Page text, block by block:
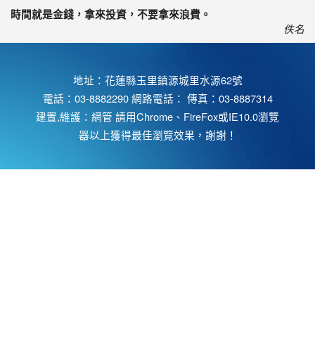
時間就是金錢，拿來投資，不要拿來浪費。
佚名
地址：花蓮縣玉里鎮源城里水源62號
電話：03-8882290 網路電話： 傳真：03-8887314
建置,維護： 網管 請用Chrome 、 FireFox或IE10.0瀏覽
器以上獲得最佳瀏覽效果，謝謝！